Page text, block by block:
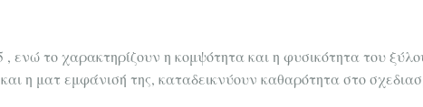
ενώ το χαρακτηρίζουν η κομψότητα και η φυσικότητα του
η ματ εμφάνισή της, καταδεικνύουν καθαρότητα στο